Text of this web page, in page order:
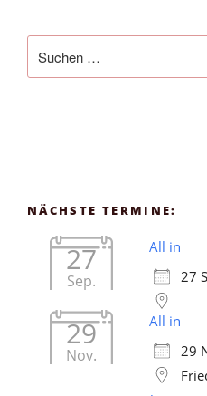
nach:
NÄCHSTE TERMINE:
27
Sep.
All in
27
29
Nov.
All in
29